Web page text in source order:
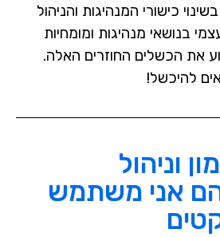
כישורי המנהיגות והניהול
בנושאי מנהיגות ומומחיות
את הכשלים החוזרים האלה.
להיכשל!
וניהול
אני משתמש